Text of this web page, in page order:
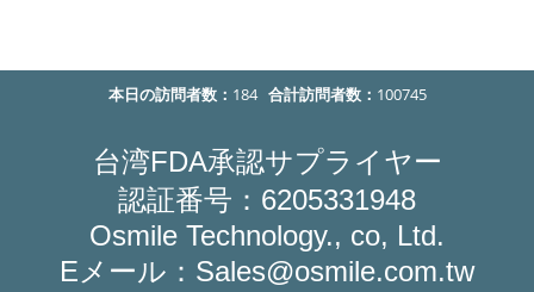
本日の訪問者数： 184 合計訪問者数： 100745
台湾FDA承認サプライヤー
認証番号： 6205331948
Osmile Technology., co, Ltd.
E メール： Sales@osmile.com.tw